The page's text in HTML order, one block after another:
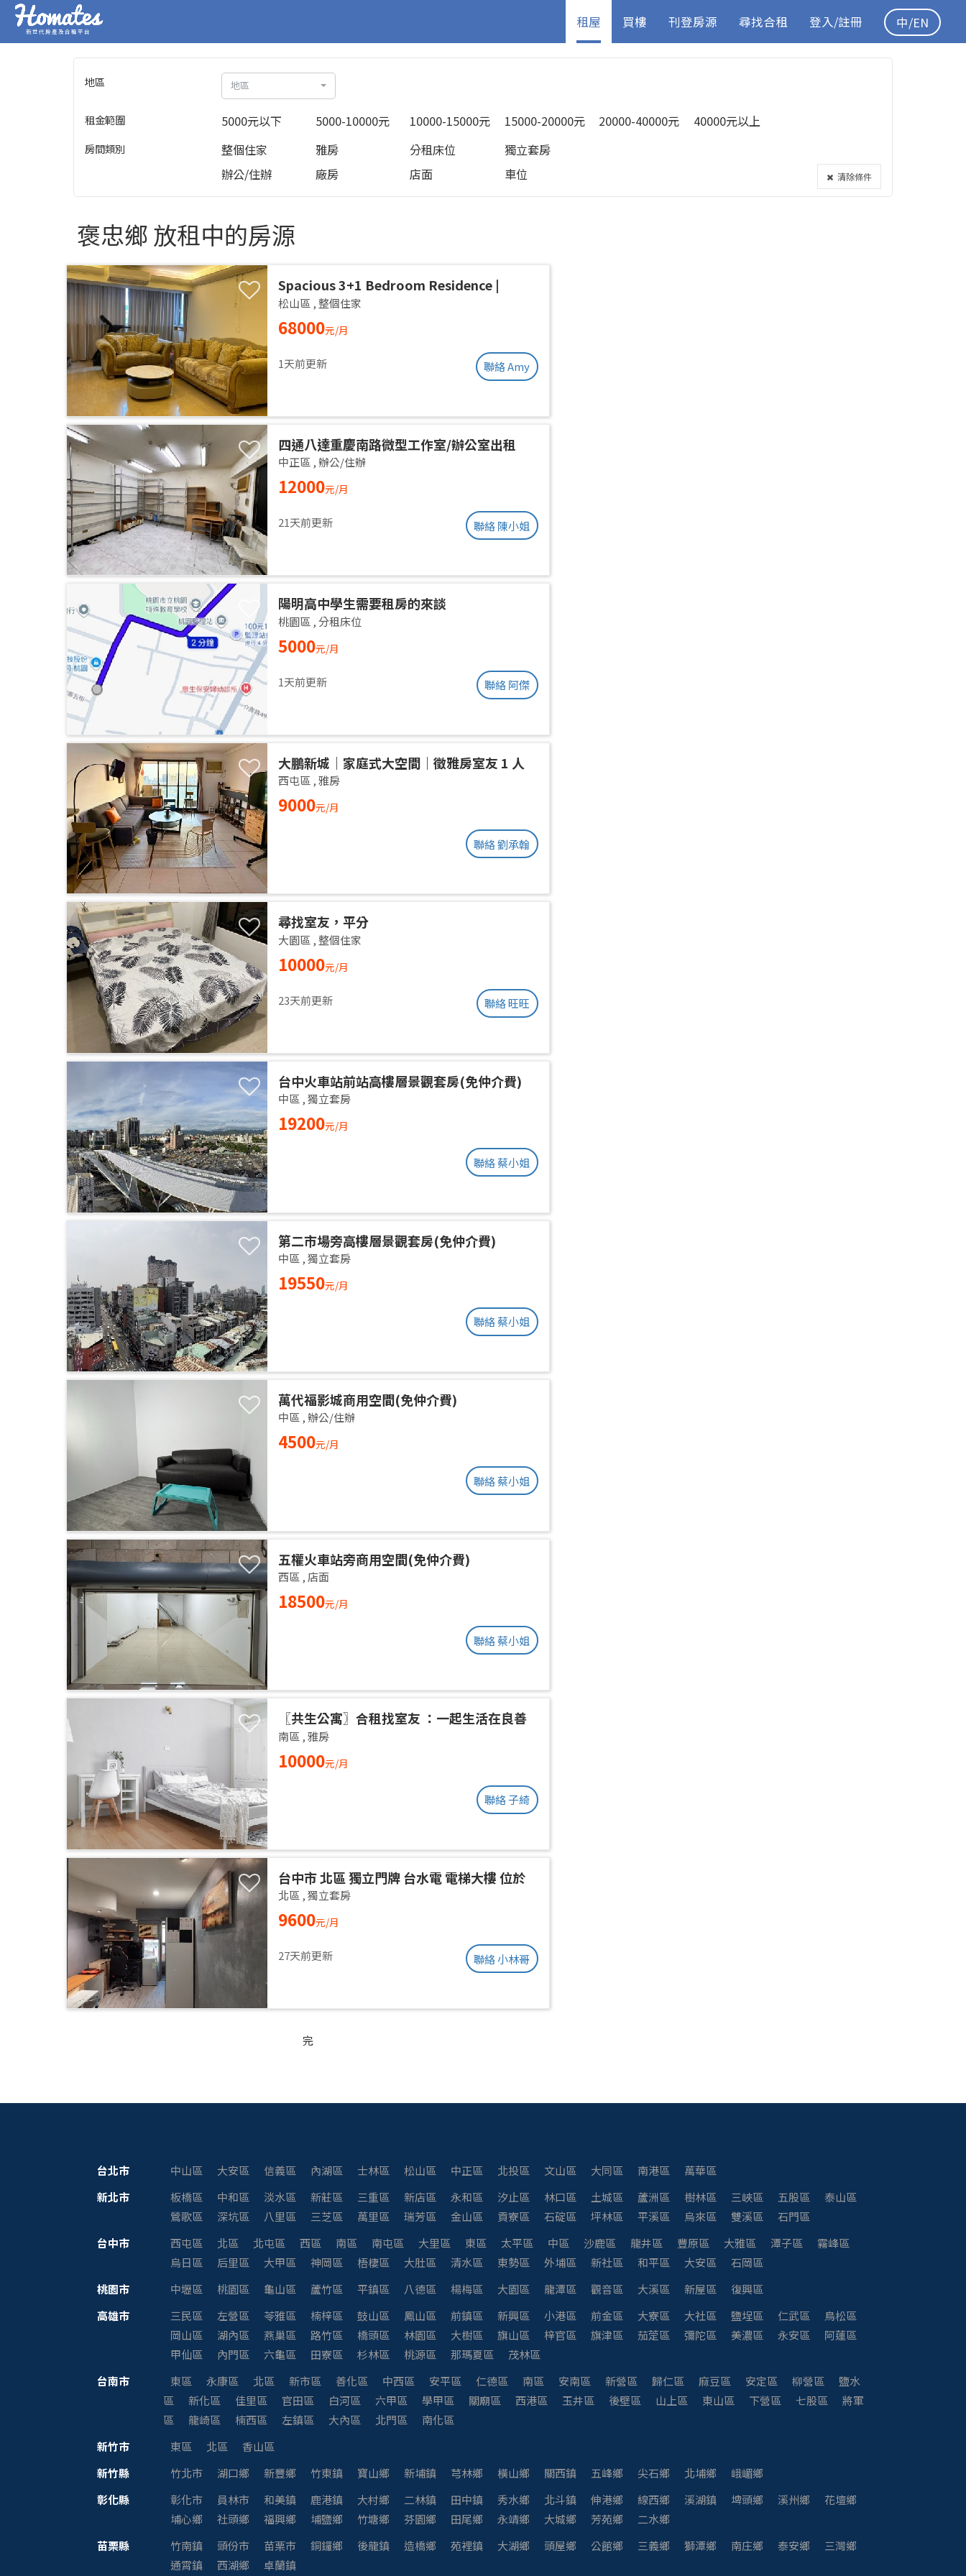
新世代房產及合租平台
租屋 買樓 刊登房源 尋找合租 登入/註冊 中/EN
地區 地區
租金範圍 5000元以下 5000-10000元 10000-15000元 15000-20000元 20000-40000元 40000元以上
房間類別 整個住家 雅房 分租床位
獨立套房
辦公/住辦
廠房 店面 車位 清除條件
褒忠鄉 放租中的房源
Spacious 3+1 Bedroom Residence |
Songshan District | Taipei Arena
MRTSpacious 42-Ping Designer
Apartment | Near Taipei Arena MRT
松山區 ,整個住家
68000元/月
1天前更新 聯絡 Amy
四通八達重慶南路微型工作室/辦公室出租
中正區 ,辦公/住辦
12000元/月
21天前更新 聯絡 陳小姐
陽明高中學生需要租房的來談
桃園區 ,分租床位
5000元/月
1天前更新 聯絡 阿傑
大鵬新城｜家庭式大空間｜徵雅房室友 1 人
西屯區 ,雅房
9000元/月
聯絡 劉承翰
尋找室友，平分
大園區 ,整個住家
10000元/月
23天前更新 聯絡 旺旺
台中火車站前站高樓層景觀套房(免仲介費)
中區 ,獨立套房
19200元/月
聯絡 蔡小姐
第二市場旁高樓層景觀套房(免仲介費)
中區 ,獨立套房
19550元/月
聯絡 蔡小姐
萬代福影城商用空間(免仲介費)
中區 ,辦公/住辦
4500元/月
聯絡 蔡小姐
五權火車站旁商用空間(免仲介費)
西區 , 店面
18500元/月
聯絡 蔡小姐
〖共生公寓〗合租找室友 ：一起生活在良善
的居家環境
南區 ,雅房
10000元/月
聯絡 子綺
台中市 北區 獨立門牌 台水電 電梯大樓 位於
14樓 權狀10坪 有獨立陽台通風採光好 獨曬
獨洗 不會淋雨
北區 ,獨立套房
9600元/月
27天前更新 聯絡 小林哥
完
台北市 中山區 大安區 信義區 內湖區 士林區 松山區 中正區 北投區 文山區 大同區 南港區
萬華區
新北市
板橋區 中和區 淡水區 新莊區 三重區 新店區 永和區 汐止區 林口區 土城區 蘆洲區 樹林區 三峽區 五股區
泰山區
鶯歌區
深坑區 八里區 三芝區 萬里區 瑞芳區 金山區 貢寮區 石碇區 坪林區 平溪區 烏來區 雙溪區
石門區
台中市
西屯區 北區 北屯區 西區 南區 南屯區 大里區 東區 太平區 中區 沙鹿區 龍井區 豐原區 大雅區 潭子區
霧峰區
烏日區
后里區 大甲區 神岡區 梧棲區 大肚區 清水區 東勢區 外埔區 新社區 和平區 大安區
石岡區
桃園市
中壢區 桃園區 龜山區 蘆竹區 平鎮區 八德區 楊梅區 大園區 龍潭區 觀音區 大溪區 新屋區
復興區
高雄市
三民區 左營區 苓雅區 楠梓區 鼓山區 鳳山區 前鎮區 新興區 小港區 前金區 大寮區 大社區 鹽埕區 仁武區
鳥松區
岡山區
湖內區 燕巢區 路竹區 橋頭區 林園區 大樹區 旗山區 梓官區 旗津區 茄萣區 彌陀區 美濃區 永安區
阿蓮區
甲仙區
內門區 六龜區 田寮區 杉林區 桃源區 那瑪夏區
茂林區
台南市
東區 永康區 北區 新市區 善化區 中西區 安平區 仁德區 南區 安南區 新營區 歸仁區 麻豆區 安定區 柳營區
鹽水
區
新化區 佳里區 官田區 白河區 六甲區 學甲區 關廟區 西港區 玉井區 後壁區 山上區 東山區 下營區 七股區
將軍
區
龍崎區 楠西區 左鎮區 大內區 北門區
南化區
新竹市
東區 北區
香山區
新竹縣
竹北市 湖口鄉 新豐鄉 竹東鎮 寶山鄉 新埔鎮 芎林鄉 橫山鄉 關西鎮 五峰鄉 尖石鄉 北埔鄉
峨嵋鄉
彰化縣
彰化市 員林市 和美鎮 鹿港鎮 大村鄉 二林鎮 田中鎮 秀水鄉 北斗鎮 伸港鄉 線西鄉 溪湖鎮 埤頭鄉 溪州鄉
花壇鄉
埔心鄉
社頭鄉 福興鄉 埔鹽鄉 竹塘鄉 芬園鄉 田尾鄉 永靖鄉 大城鄉 芳苑鄉
二水鄉
苗栗縣
竹南鎮 頭份市 苗栗市 銅鑼鄉 後龍鎮 造橋鄉 苑裡鎮 大湖鄉 頭屋鄉 公館鄉 三義鄉 獅潭鄉 南庄鄉 泰安鄉
三灣鄉
通霄鎮
西湖鄉 卓蘭鎮